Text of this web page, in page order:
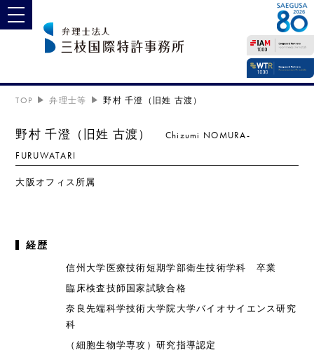
toggle navigation
TOP 弁理士等 野村 千澄（旧姓 古渡）
野村 千澄（旧姓 古渡）
Chizumi NOMURA-
FURUWATARI
大阪オフィス所属
経歴
信州大学医療技術短期学部衛生技術学科 卒業
臨床検査技師国家試験合格
奈良先端科学技術大学院大学バイオサイエンス研究
科
（細胞生物学専攻）研究指導認定